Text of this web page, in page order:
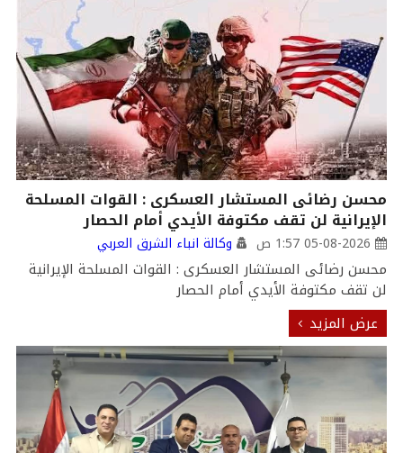
محسن رضائى المستشار العسكرى : القوات المسلحة
الإيرانية لن تقف مكتوفة الأيدي أمام الحصار
05-08-2026 1:57 ص وكالة انباء الشرق العربي
محسن رضائى المستشار العسكرى : القوات المسلحة الإيرانية
لن تقف مكتوفة الأيدي أمام الحصار
عرض المزيد